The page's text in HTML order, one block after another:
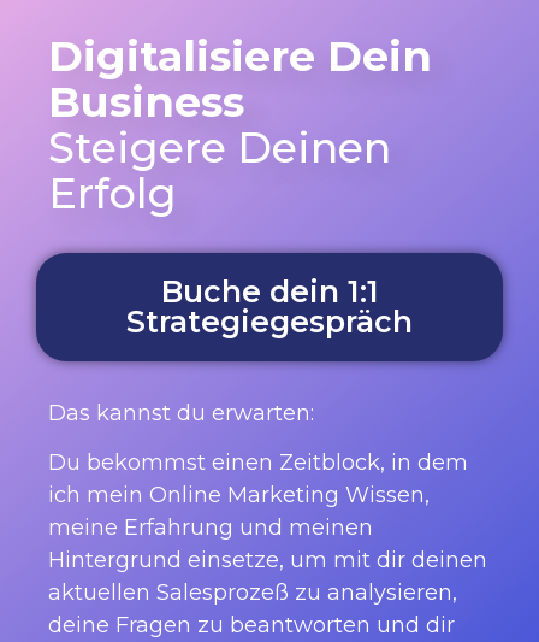
Digitalisiere Dein
Business
Steigere Deinen
Erfolg
Buche dein 1:1
Strategiegespräch
Das kannst du erwarten:
Du bekommst einen Zeitblock, in dem
ich mein Online Marketing Wissen,
meine Erfahrung und meinen
Hintergrund einsetze, um mit dir deinen
aktuellen Salesprozeß zu analysieren,
deine Fragen zu beantworten und dir